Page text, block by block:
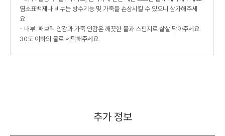
염소표백제나 비누는 방수기능 및 가죽을 손상시킬 수 있으니 삼가해주세
요.
- 내부: 패브릭 안감과 가죽 안감은 깨끗한 물과 스펀지로 살살 닦아주세요.
30도 이하의 물로 세탁해주세요.
추가 정보